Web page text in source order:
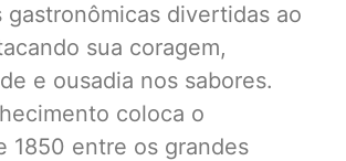
gastronômicas divertidas ao
sua coragem,
e ousadia nos sabores.
coloca o
1850 entre os grandes